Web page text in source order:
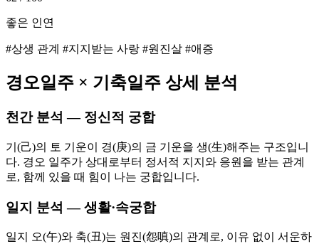
좋은 인연
#상생 관계 #지지받는 사랑 #원진살 #애증
경오일주 × 기축일주 상세 분석
천간 분석 — 정신적 궁합
기(己)의 토 기운이 경(庚)의 금 기운을 생(生)해주는 구조입니
다. 경오 일주가 상대로부터 정서적 지지와 응원을 받는 관계
로, 함께 있을 때 힘이 나는 궁합입니다.
일지 분석 — 생활·속궁합
일지 오(午)와 축(丑)는 원진(怨嗔)의 관계로, 이유 없이 서운하